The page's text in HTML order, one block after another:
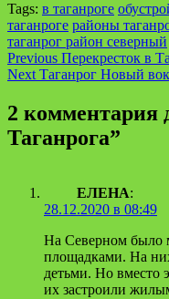
Tags: в таганроге
таганроге районы
таганрог район северный
Continue
Reading
Previous Перекресток в
Next Таганрог Новый
2 комментария
Таганрога”
ЕЛЕНА:
28.12.2020 в 08:49
На Северном было
площадками. На
детьми. Но вместо
их застроили